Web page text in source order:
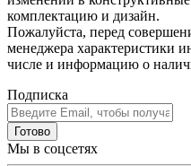
комплектацию и дизайн.
Пожалуйста, перед
менеджера характеристики
числе и информацию о
Подписка
Готово
Мы в соцсетях